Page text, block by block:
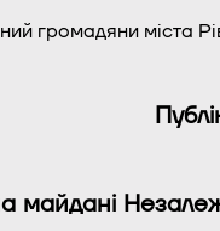
громадяни міста
майдані